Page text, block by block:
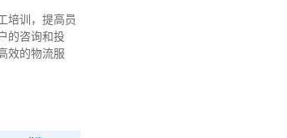
培训，提高员
的咨询和投
效的物流服